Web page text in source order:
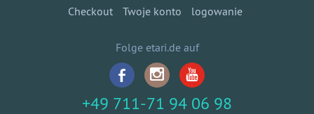
Checkout Twoje konto logowanie
Folge etari.de auf
+49 711-71 94 06 98